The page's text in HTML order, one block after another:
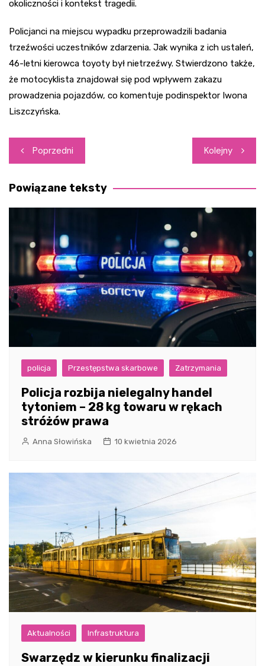
okoliczności i kontekst tragedii.
Policjanci na miejscu wypadku przeprowadzili badania
trzeźwości uczestników zdarzenia. Jak wynika z ich ustaleń,
46-letni kierowca toyoty był nietrzeźwy. Stwierdzono także,
że motocyklista znajdował się pod wpływem zakazu
prowadzenia pojazdów, co komentuje podinspektor Iwona
Liszczyńska.
Nawigacja
wpisu
Poprzedni Kolejny
Powiązane teksty
policja Przestępstwa skarbowe Zatrzymania
Policja rozbija nielegalny handel
tytoniem – 28 kg towaru w rękach
stróżów prawa
Anna Słowińska 10 kwietnia 2026
Aktualności Infrastruktura
Swarzędz w kierunku finalizacji